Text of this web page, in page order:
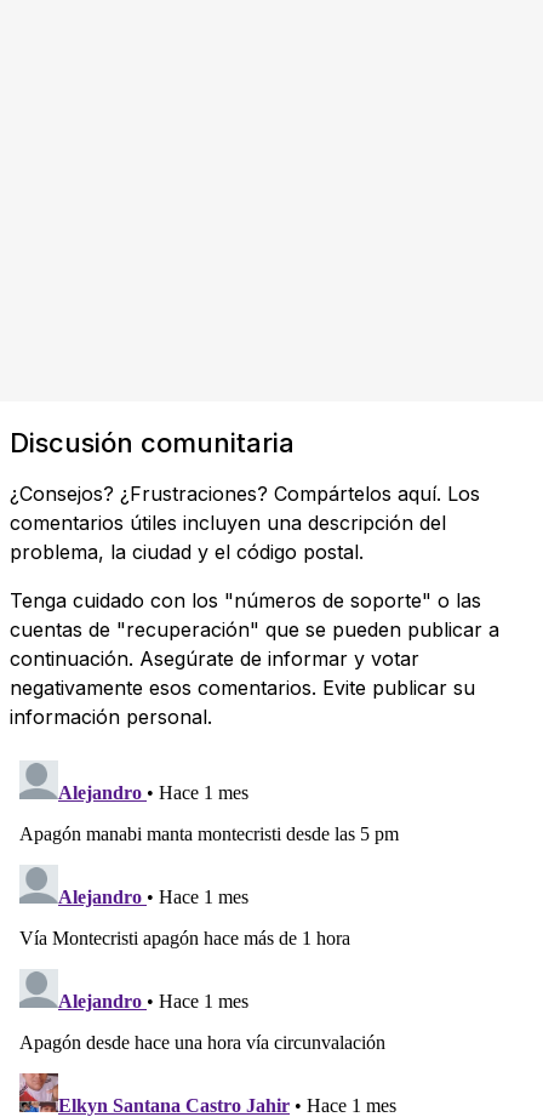
Discusión comunitaria
¿Consejos? ¿Frustraciones? Compártelos aquí. Los
comentarios útiles incluyen una descripción del
problema, la ciudad y el código postal.
Tenga cuidado con los "números de soporte" o las
cuentas de "recuperación" que se pueden publicar a
continuación. Asegúrate de informar y votar
negativamente esos comentarios. Evite publicar su
información personal.